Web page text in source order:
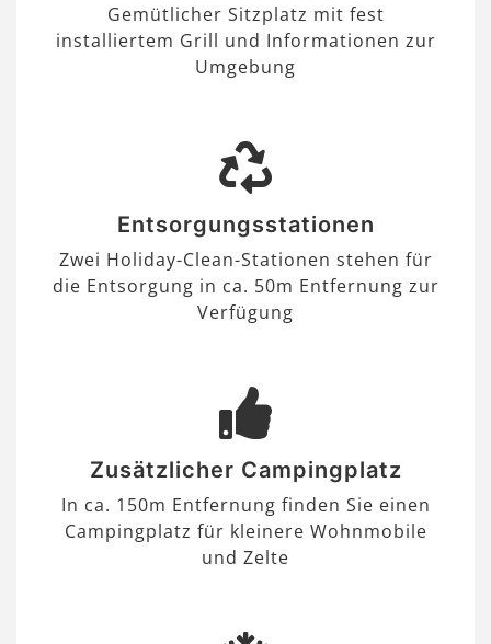
Gemütlicher Sitzplatz mit fest
installiertem Grill und Informationen zur
Umgebung
Entsorgungsstationen
Zwei Holiday-Clean-Stationen stehen für
die Entsorgung in ca. 50m Entfernung zur
Verfügung
Zusätzlicher Campingplatz
In ca. 150m Entfernung finden Sie einen
Campingplatz für kleinere Wohnmobile
und Zelte